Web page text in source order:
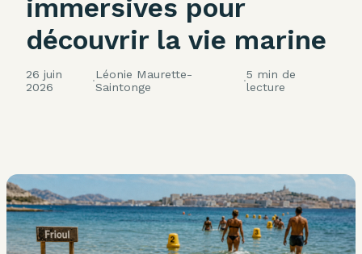
immersives pour
découvrir la vie marine
26 juin
2026
·Léonie Maurette-
Saintonge
·5 min de
lecture